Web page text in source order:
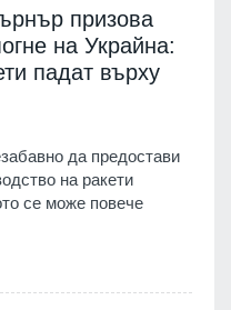
призова
на Украйна:
падат върху
да предостави
на ракети
се може повече